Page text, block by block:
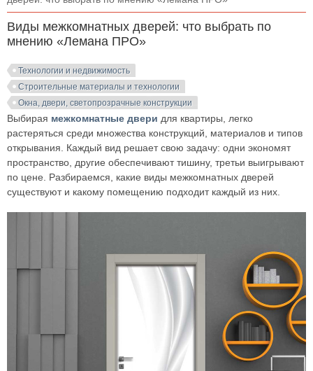
Виды межкомнатных дверей: что выбрать по
мнению «Лемана ПРО»
Технологии и недвижимость
Строительные материалы и технологии
Окна, двери, светопрозрачные конструкции
Выбирая межкомнатные двери для квартиры, легко
растеряться среди множества конструкций, материалов и типов
открывания. Каждый вид решает свою задачу: одни экономят
пространство, другие обеспечивают тишину, третьи выигрывают
по цене. Разбираемся, какие виды межкомнатных дверей
существуют и какому помещению подходит каждый из них.